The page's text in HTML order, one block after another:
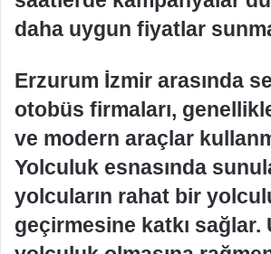
daha uygun fiyatlar
Erzurum İzmir arasında
otobüs firmaları,
ve modern araçlar
Yolculuk esnasında
yolcuların rahat bir
geçirmesine katkı sağlar.